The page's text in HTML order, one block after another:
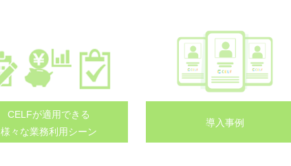
CELFが適用できる
様々な業務利用シーン
導入事例